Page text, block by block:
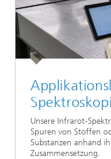
Unsere Infrarot-
Spuren von Stoffen
Substanzen anhand
Zusammensetzung.